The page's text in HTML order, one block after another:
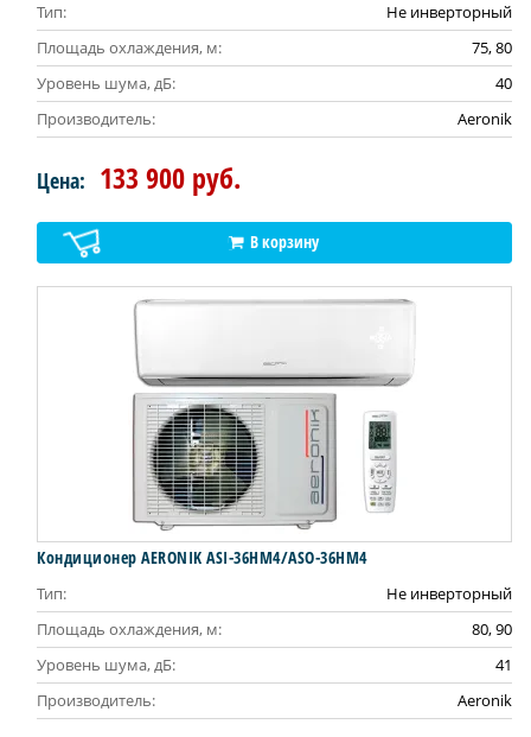
Тип:
Не инверторный
Площадь охлаждения, м:
75, 80
Уровень шума, дБ:
40
Производитель:
Aeronik
Цена: 133 900 руб.
В корзину
Кондиционер AERONIK ASI-36HM4/ASO-36HM4
Тип:
Не инверторный
Площадь охлаждения, м:
80, 90
Уровень шума, дБ:
41
Производитель:
Aeronik